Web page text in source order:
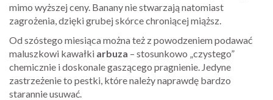
mimo wyższej ceny. Banany nie stwarzają natomiast
zagrożenia, dzięki grubej skórce chroniącej miąższ.
Od szóstego miesiąca można też z powodzeniem podawać
maluszkowi kawałki arbuza – stosunkowo „czystego”
chemicznie i doskonale gaszącego pragnienie. Jedyne
zastrzeżenie to pestki, które należy naprawdę bardzo
starannie usuwać.